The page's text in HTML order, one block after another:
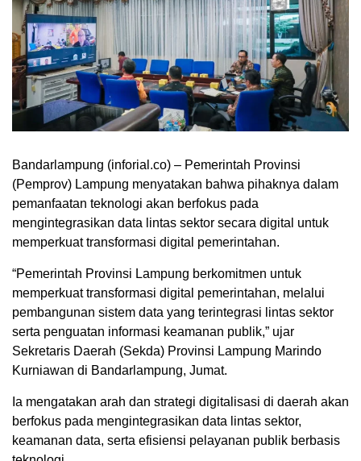
Bandarlampung (inforial.co) – Pemerintah Provinsi
(Pemprov) Lampung menyatakan bahwa pihaknya dalam
pemanfaatan teknologi akan berfokus pada
mengintegrasikan data lintas sektor secara digital untuk
memperkuat transformasi digital pemerintahan.
“Pemerintah Provinsi Lampung berkomitmen untuk
memperkuat transformasi digital pemerintahan, melalui
pembangunan sistem data yang terintegrasi lintas sektor
serta penguatan informasi keamanan publik,” ujar
Sekretaris Daerah (Sekda) Provinsi Lampung Marindo
Kurniawan di Bandarlampung, Jumat.
Ia mengatakan arah dan strategi digitalisasi di daerah akan
berfokus pada mengintegrasikan data lintas sektor,
keamanan data, serta efisiensi pelayanan publik berbasis